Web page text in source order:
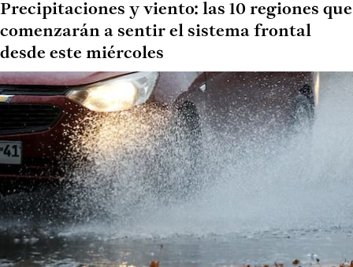
Precipitaciones y viento: las 10 regiones que
comenzarán a sentir el sistema frontal
desde este miércoles